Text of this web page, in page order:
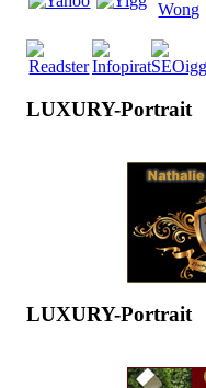
LUXURY-Portrait
LUXURY-Portrait